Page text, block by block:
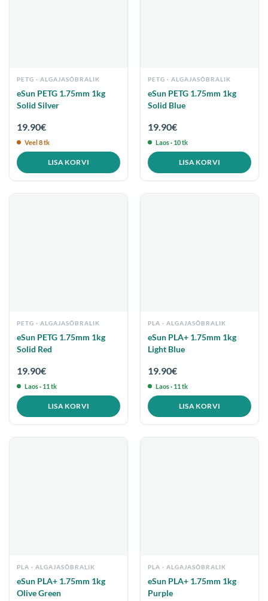
PETG
eSun PETG 1.75mm 1kg
Solid Silver
19.90€
Veel 8 tk
LISA KORVI
PETG
eSun PETG 1.75mm 1kg
Solid Blue
19.90€
Laos · 10 tk
LISA KORVI
PETG
eSun PETG 1.75mm 1kg
Solid Red
19.90€
Laos · 11 tk
LISA KORVI
PLA
eSun PLA+ 1.75mm 1kg
Light Blue
19.90€
Laos · 11 tk
LISA KORVI
PLA
eSun PLA+ 1.75mm 1kg
Olive Green
PLA
eSun PLA+ 1.75mm 1kg
Purple